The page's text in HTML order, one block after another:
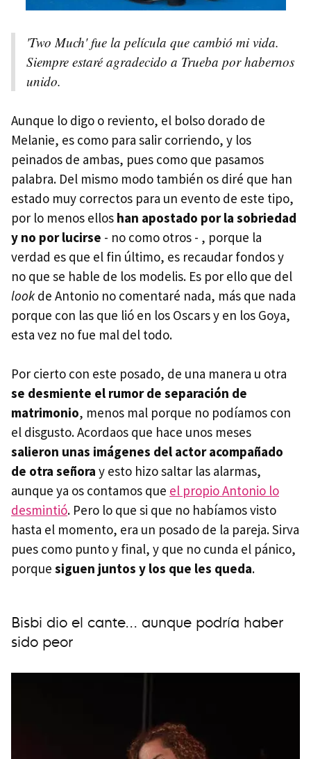
'Two Much' fue la película que cambió mi vida.
Siempre estaré agradecido a Trueba por habernos
unido.
Aunque lo digo o reviento, el bolso dorado de
Melanie, es como para salir corriendo, y los
peinados de ambas, pues como que pasamos
palabra. Del mismo modo también os diré que han
estado muy correctos para un evento de este tipo,
por lo menos ellos han apostado por la sobriedad
y no por lucirse - no como otros - , porque la
verdad es que el fin último, es recaudar fondos y
no que se hable de los modelis. Es por ello que del
look de Antonio no comentaré nada, más que nada
porque con las que lió en los Oscars y en los Goya,
esta vez no fue mal del todo.
Por cierto con este posado, de una manera u otra
se desmiente el rumor de separación de
matrimonio, menos mal porque no podíamos con
el disgusto. Acordaos que hace unos meses
salieron unas imágenes del actor acompañado
de otra señora y esto hizo saltar las alarmas,
aunque ya os contamos que el propio Antonio lo
desmintió. Pero lo que si que no habíamos visto
hasta el momento, era un posado de la pareja. Sirva
pues como punto y final, y que no cunda el pánico,
porque siguen juntos y los que les queda.
Bisbi dio el cante... aunque podría haber
sido peor